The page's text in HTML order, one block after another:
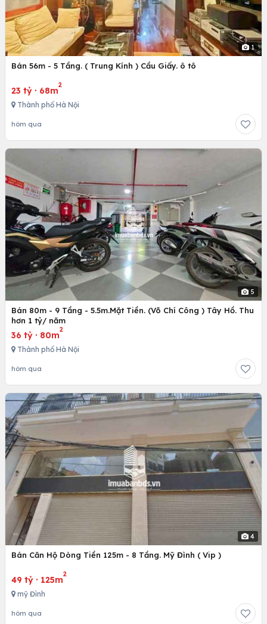
1
Bán 56m - 5 Tầng. ( Trung Kính ) Cầu Giấy. ô tô
23 tỷ · 68m
2
Thành phố Hà Nội
hôm qua
5
Bán 80m - 9 Tầng - 5.5m.Mặt Tiền. (Võ Chí Công ) Tây Hồ. Thu
hơn 1 tỷ/ năm
36 tỷ · 80m
2
Thành phố Hà Nội
hôm qua
4
Bán Căn Hộ Dòng Tiền 125m - 8 Tầng. Mỹ Đình ( Vip )
49 tỷ · 125m
2
mỹ Đình
hôm qua